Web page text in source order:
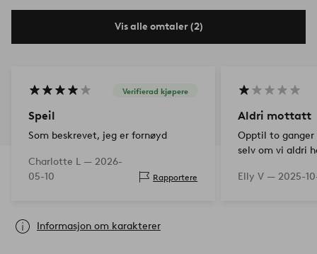
Vis alle omtaler (2)
Verifierad kjøpere
Speil
Som beskrevet, jeg er fornøyd
Charlotte L — 2026-
05-10
Rapportere
Aldri mottatt
Opptil to
selv om vi aldri
adressen på
Elly V — 2025-
Informasjon om karakterer